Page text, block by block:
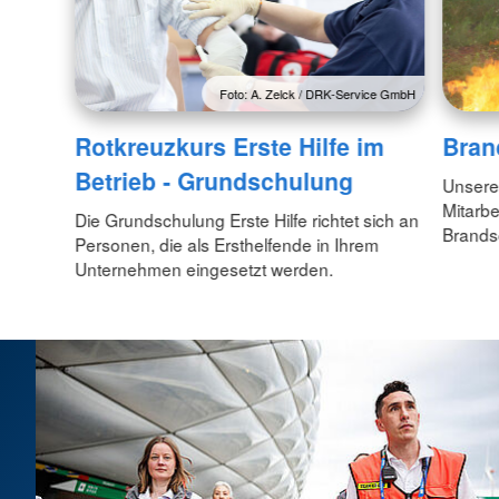
Foto: A. Zelck / DRK-Service GmbH
Rotkreuzkurs Erste Hilfe im
Betrieb - Grundschulung
Die Grundschulung Erste Hilfe richtet sich an
Personen, die als Ersthelfende in Ihrem
Unternehmen eingesetzt werden.